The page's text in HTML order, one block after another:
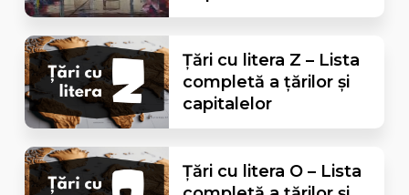
Țări cu litera Z – Lista
completă a țărilor și
capitalelor
Țări cu litera O – Lista